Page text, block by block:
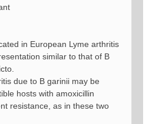
in European Lyme arthritis
similar to that of B
due to B garinii may be
hosts with amoxicillin
resistance, as in these two